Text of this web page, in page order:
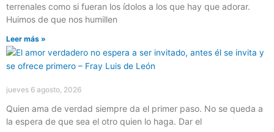
terrenales como si fueran los ídolos a los que hay que adorar.
Huimos de que nos humillen
Leer más »
jueves 6 agosto, 2026
Quien ama de verdad siempre da el primer paso. No se queda a
la espera de que sea el otro quien lo haga. Dar el